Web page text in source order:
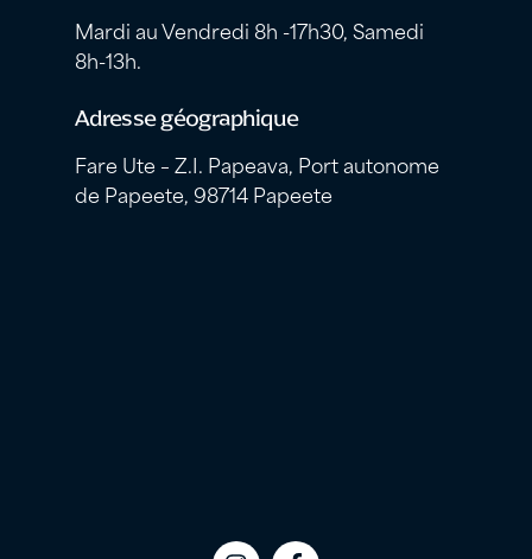
Mardi au Vendredi 8h -17h30, Samedi
8h-13h.
Adresse géographique
Fare Ute – Z.I. Papeava, Port autonome
de Papeete, 98714 Papeete